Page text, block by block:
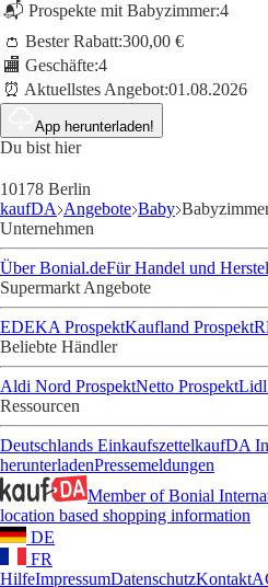
📬 Prospekte mit Babyzimmer:4
👛 Bester Rabatt:300,00 €
🏬 Geschäfte:4
⏰ Aktuellstes Angebot:01.08.2026
App herunterladen!
Du bist hier
10178 Berlin
kaufDA Angebote Baby
Unternehmen
Über Bonial.deFür Handel und
Supermarkt Angebote
EDEKA ProspektKaufland Prospekt
Beliebte Händler
Aldi Nord ProspektNetto ProspektLidl
Ressourcen
Deutschlands EinkaufszettelkaufDA
herunterladenPressemeldungen
Member of Bonial
location based shopping information
DE
FR
HilfeImpressumDatenschutzKontakt